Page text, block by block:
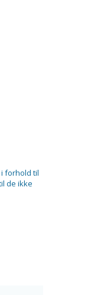
forhold til
de ikke